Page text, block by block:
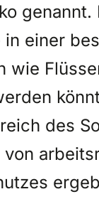
einer
wie
des